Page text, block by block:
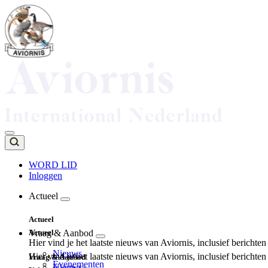
Overslaan
en
naar
de
inhoud
Top
navigation
WORD LID
Inloggen
navigation
Actueel
Actueel
Hier vind je het laatste nieuws van Aviornis, inclusief
Nieuws
Evenementen
Actueel
Hier vind je het laatste nieuws van Aviornis, inclusief
Vraag & Aanbod
Vraag & Aanbod